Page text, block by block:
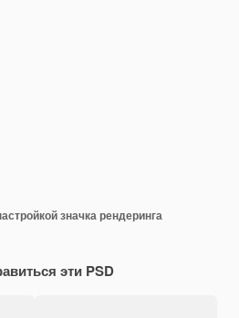
значка рендеринга
эти PSD